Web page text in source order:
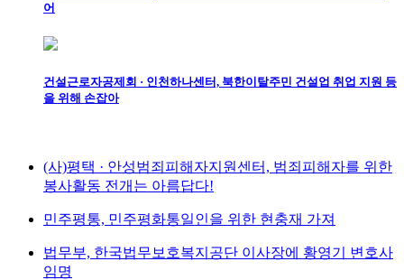
어
건설근로자공제회 · 인천하나센터, 북한이탈주민 건설업 취업 지원 등
을 위해 손잡아
(사)평택 · 안성범죄피해자지원센터, 범죄피해자를 위한
봉사활동 전개는 아름답다!
민주평통, 민주평화통일인을 위한 현충재 가져
법무부, 한국법무보호복지공단 이사장에 황영기 변호사
임명